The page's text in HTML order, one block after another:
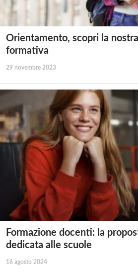
Orientamento, scopri la
formativa
29 novembre 2023
Formazione docenti: la
dedicata alle scuole
16 agosto 2024